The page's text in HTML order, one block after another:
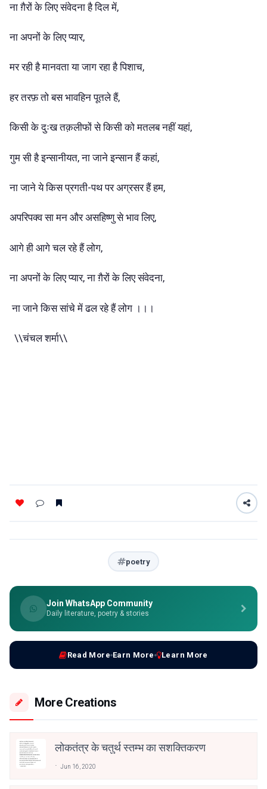
ना ग़ैरों के लिए संवेदना है दिल में,
ना अपनों के लिए प्यार,
मर रही है मानवता या जाग रहा है पिशाच,
हर तरफ़ तो बस भावहिन पूतले हैं,
किसी के दुःख तक़लीफों से किसी को मतलब नहीं यहां,
गुम सी है इन्सानीयत, ना जाने इन्सान हैं कहां,
ना जाने ये किस प्रगती-पथ पर अग्रसर हैं हम,
अपरिपक्व सा मन और असहिष्णु से भाव लिए,
आगे ही आगे चल रहे हैं लोग,
ना अपनों के लिए प्यार, ना ग़ैरों के लिए संवेदना,
ना जाने किस सांचे में ढल रहे हैं लोग ।।।
\\चंचल शर्मा\\
poetry
Join WhatsApp Community
Daily literature, poetry & stories
Read More Earn More Learn More
More Creations
लोकतंत्र के चतुर्थ स्तम्भ का सशक्तिकरण
Jun 16, 2020